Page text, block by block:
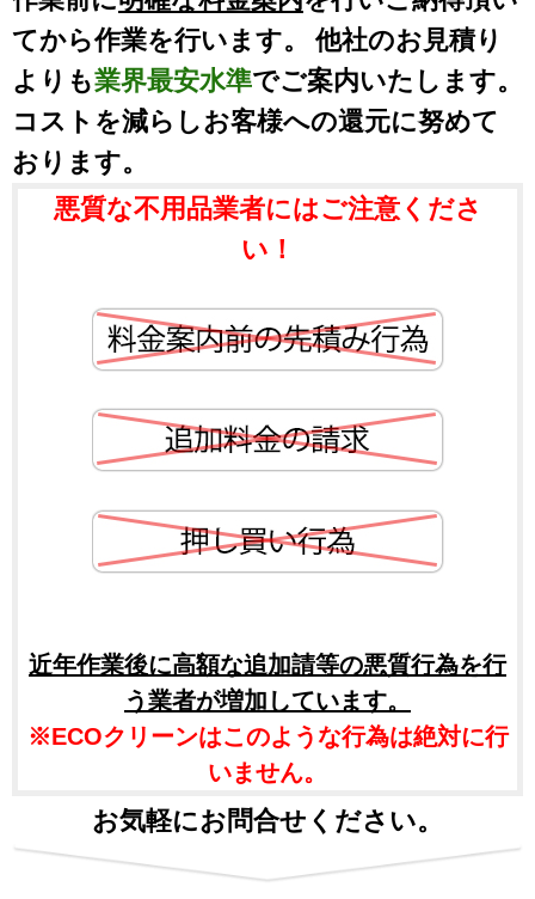
てから作業を行います。 他社のお見積り
よりも業界最安水準でご案内いたします。
コストを減らしお客様への還元に努めて
おります。
悪質な不用品業者にはご注意くださ
い！
近年作業後に高額な追加請等の悪質行為を行
う業者が増加しています。
※ECOクリーンはこのような行為は絶対に行
いません。
お気軽にお問合せください。